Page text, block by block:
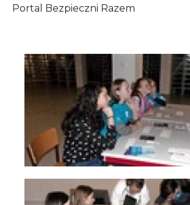
Portal Bezpieczni Razem